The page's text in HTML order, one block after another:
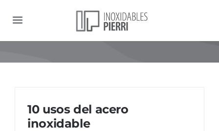
Toggle
Navigation
Nosotros10 usos del acero
inoxidable